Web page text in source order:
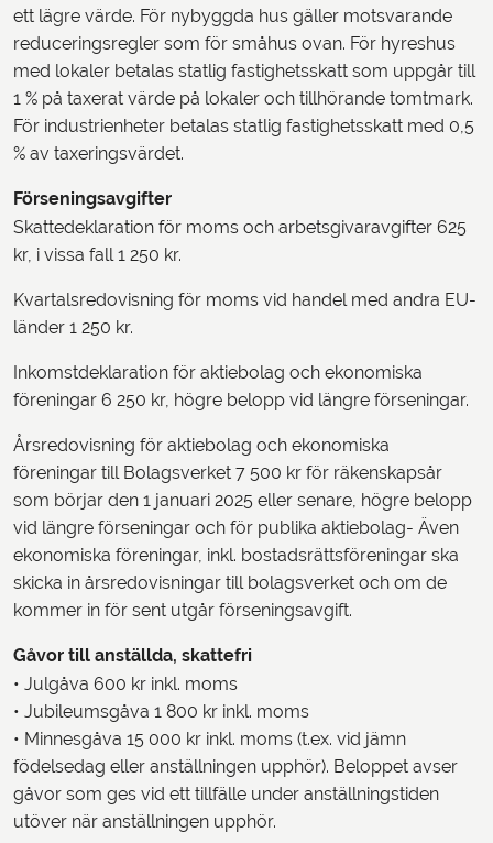
ett lägre värde. För nybyggda hus gäller motsvarande
reduceringsregler som för småhus ovan. För hyreshus
med lokaler betalas statlig fastighetsskatt som uppgår till
1 % på taxerat värde på lokaler och tillhörande tomtmark.
För industrienheter betalas statlig fastighetsskatt med 0,5
% av taxeringsvärdet.
Förseningsavgifter
Skattedeklaration för moms och arbetsgivaravgifter 625
kr, i vissa fall 1 250 kr.
Kvartalsredovisning för moms vid handel med andra EU-
länder 1 250 kr.
Inkomstdeklaration för aktiebolag och ekonomiska
föreningar 6 250 kr, högre belopp vid längre förseningar.
Årsredovisning för aktiebolag och ekonomiska
föreningar till Bolagsverket 7 500 kr för räkenskapsår
som börjar den 1 januari 2025 eller senare, högre belopp
vid längre förseningar och för publika aktiebolag- Även
ekonomiska föreningar, inkl. bostadsrättsföreningar ska
skicka in årsredovisningar till bolagsverket och om de
kommer in för sent utgår förseningsavgift.
Gåvor till anställda, skattefri
• Julgåva 600 kr inkl. moms
• Jubileumsgåva 1 800 kr inkl. moms
• Minnesgåva 15 000 kr inkl. moms (t.ex. vid jämn
födelsedag eller anställningen upphör). Beloppet avser
gåvor som ges vid ett tillfälle under anställningstiden
utöver när anställningen upphör.